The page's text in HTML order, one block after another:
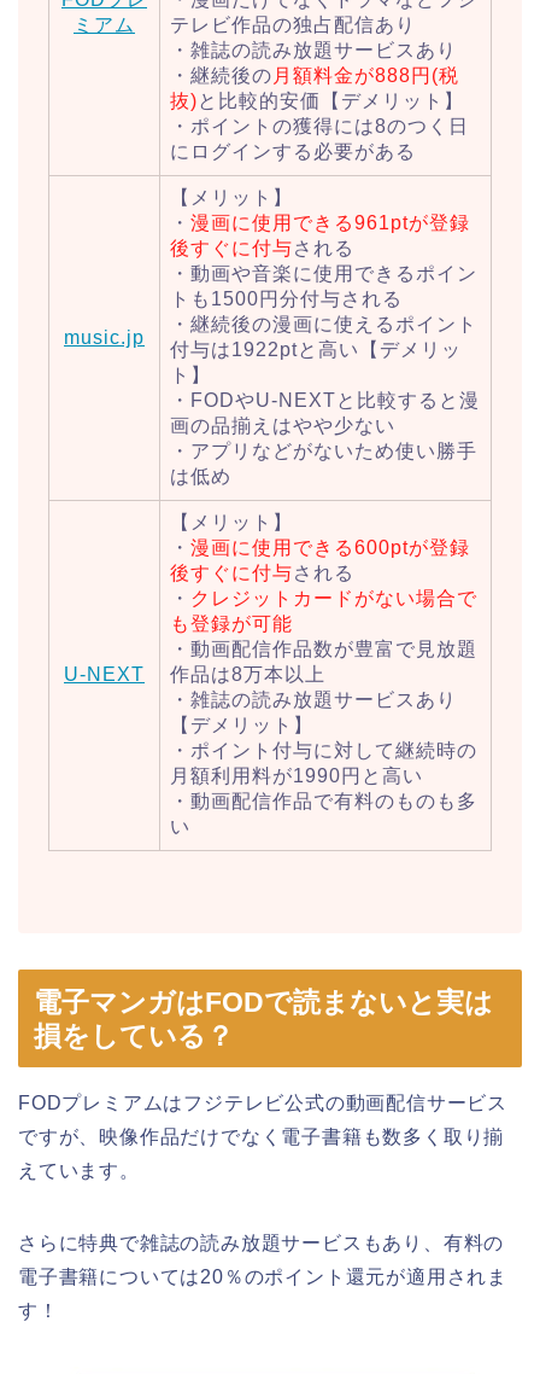
ミアム
テレビ作品の独占配信あり
・雑誌の読み放題サービスあり
・継続後の 月額料金が888円(税
抜)と比較的安価【デメリット】
・ポイントの獲得には8のつく日
にログインする必要がある
music.jp
【メリット】
・ 漫画に使用できる961ptが登録
後すぐに付与される
・動画や音楽に使用できるポイン
トも1500円分付与される
・継続後の漫画に使えるポイント
付与は1922ptと高い【デメリッ
ト】
・FODやU-NEXTと比較すると漫
画の品揃えはやや少ない
・アプリなどがないため使い勝手
は低め
U-NEXT
【メリット】
・ 漫画に使用できる600ptが登録
後すぐに付与される
・ クレジットカードがない場合で
も登録が可能
・動画配信作品数が豊富で見放題
作品は8万本以上
・雑誌の読み放題サービスあり
【デメリット】
・ポイント付与に対して継続時の
月額利用料が1990円と高い
・動画配信作品で有料のものも多
い
電子マンガはFODで読まないと実は
損をしている？
FODプレミアムはフジテレビ公式の動画配信サービス
ですが、映像作品だけでなく電子書籍も数多く取り揃
えています。
さらに特典で雑誌の読み放題サービスもあり、有料の
電子書籍については20％のポイント還元が適用されま
す！